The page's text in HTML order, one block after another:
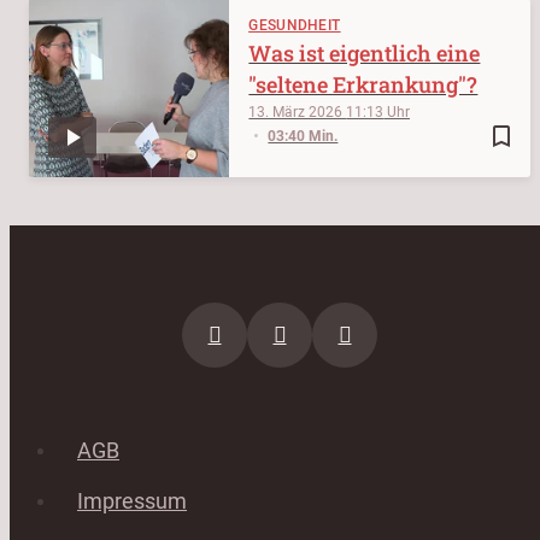
GESUNDHEIT
bookmark_border
13. März 2026 11:13
03:40 Min.
Was ist eigentlich eine
"seltene Erkrankung"?
AGB
Impressum